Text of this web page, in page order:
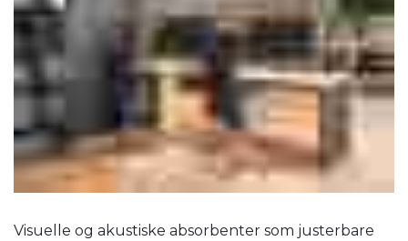
Visuelle og akustiske absorbenter som justerbare